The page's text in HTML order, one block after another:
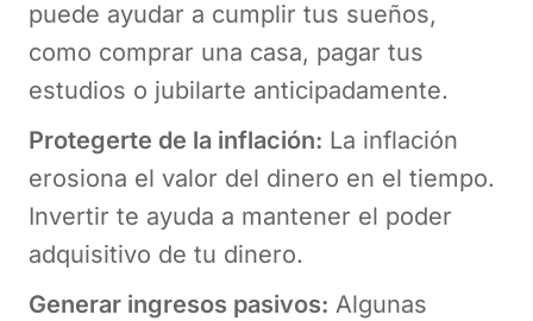
puede ayudar a cumplir tus sueños,
como comprar una casa, pagar tus
estudios o jubilarte anticipadamente.
Protegerte de la inflación: La inflación
erosiona el valor del dinero en el tiempo.
Invertir te ayuda a mantener el poder
adquisitivo de tu dinero.
Generar ingresos pasivos: Algunas